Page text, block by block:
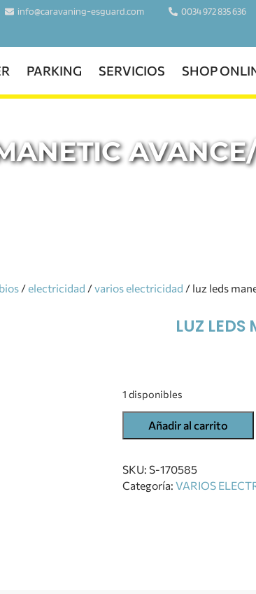
info@caravaning-esguard.com 0034 972 835 636
PARKING SERVICIOS SHOP
/electricidad /varios electricidad / luz leds
LUZ
1 disponibles
Añadir al carrito
SKU: S-170585
Categoría:VARIOS